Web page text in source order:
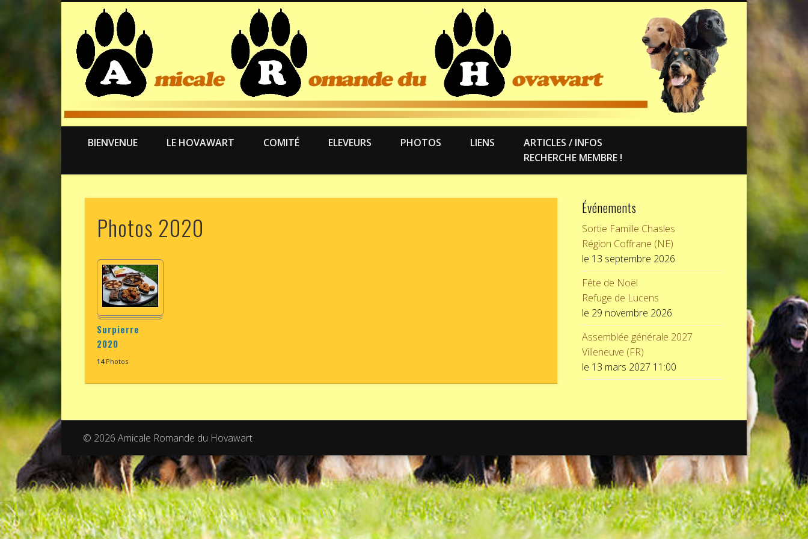
BIENVENUE LE HOVAWART COMITÉ ELEVEURS PHOTOS LIENS
ARTICLES / INFOS
RECHERCHE MEMBRE !
Photos 2020
Surpierre
2020
14Photos
Événements
Sortie Famille Chasles
Région Coffrane (NE)
le 13 septembre 2026
Fête de Noël
Refuge de Lucens
le 29 novembre 2026
Assemblée générale 2027
Villeneuve (FR)
le 13 mars 2027 11:00
© 2026 Amicale Romande du Hovawart